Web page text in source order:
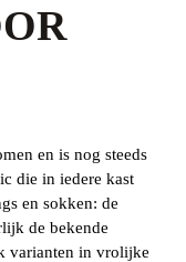
en is nog steeds
die in iedere kast
en sokken: de
de bekende
varianten in vrolijke